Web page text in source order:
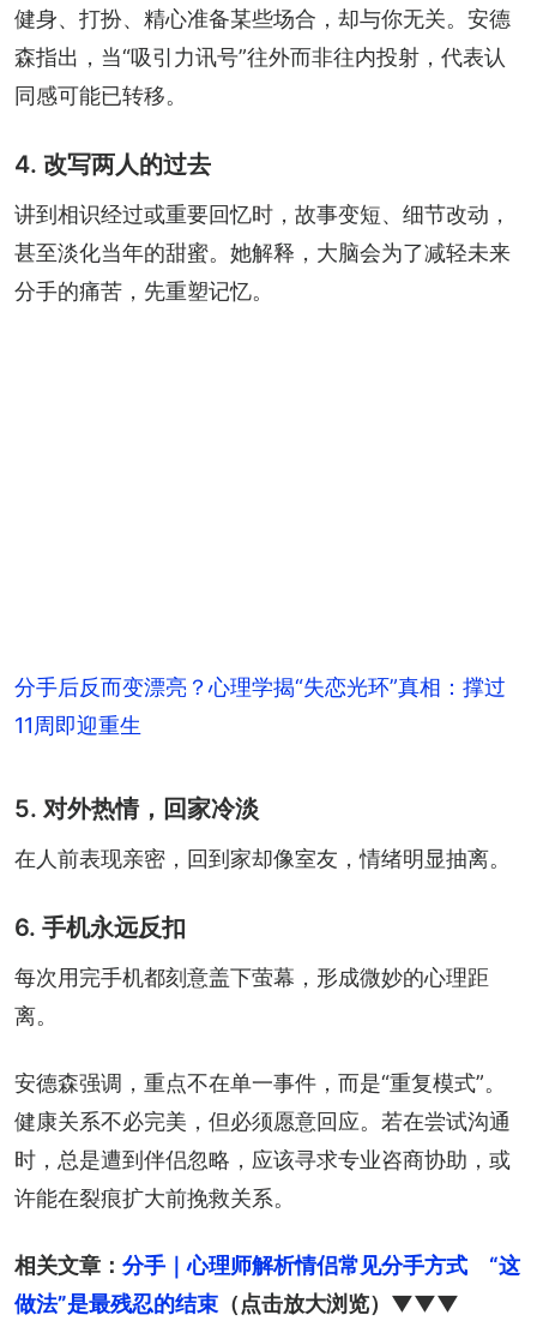
健身、打扮、精心准备某些场合，却与你无关。安德
森指出，当“吸引力讯号”往外而非往内投射，代表认
同感可能已转移。
4. 改写两人的过去
讲到相识经过或重要回忆时，故事变短、细节改动，
甚至淡化当年的甜蜜。她解释，大脑会为了减轻未来
分手的痛苦，先重塑记忆。
分手后反而变漂亮？心理学揭“失恋光环”真相：撑过
11周即迎重生
5. 对外热情，回家冷淡
在人前表现亲密，回到家却像室友，情绪明显抽离。
6. 手机永远反扣
每次用完手机都刻意盖下萤幕，形成微妙的心理距
离。
安德森强调，重点不在单一事件，而是“重复模式”。
健康关系不必完美，但必须愿意回应。若在尝试沟通
时，总是遭到伴侣忽略，应该寻求专业咨商协助，或
许能在裂痕扩大前挽救关系。
相关文章： 分手｜心理师解析情侣常见分手方式　“这
做法”是最残忍的结束 （点击放大浏览）▼▼▼